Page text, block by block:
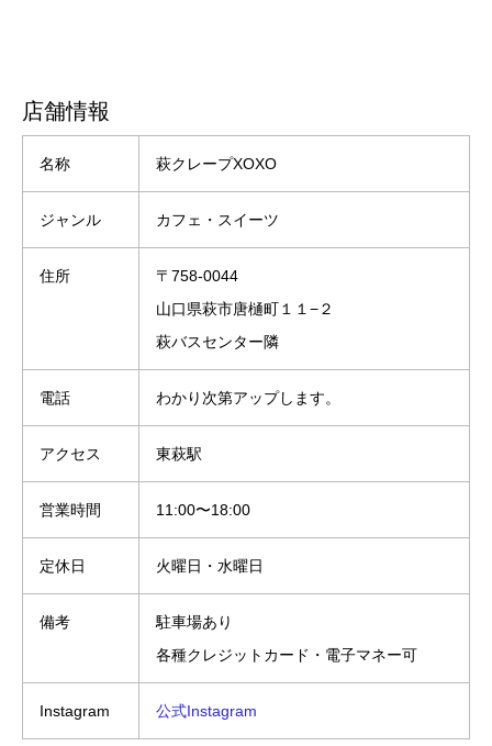
店舗情報
名称 萩クレープXOXO
ジャンル カフェ・スイーツ
住所
〒758-0044
山口県萩市唐樋町１１−２
萩バスセンター隣
電話 わかり次第アップします。
アクセス 東萩駅
営業時間 11:00〜18:00
定休日 火曜日・水曜日
備考
駐車場あり
各種クレジットカード・電子マネー可
Instagram 公式Instagram